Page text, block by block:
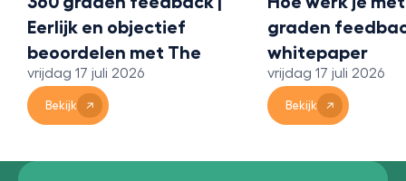
graden feedback? Een
whitepaper
vrijdag 17 juli 2026
Bekijk
Bekijk